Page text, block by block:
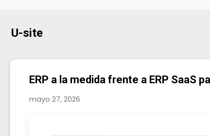
U-site
ERP a la medida frente a ERP SaaS
mayo 27, 2026